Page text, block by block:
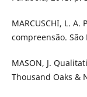
MARCUSCHI, L.
compreensão. São
MASON, J.
Thousand Oaks &